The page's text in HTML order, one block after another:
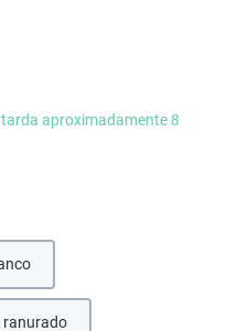
aproximadamente 8
está disponible en este momento.)
(Esta opción no está disponible en
ranurado